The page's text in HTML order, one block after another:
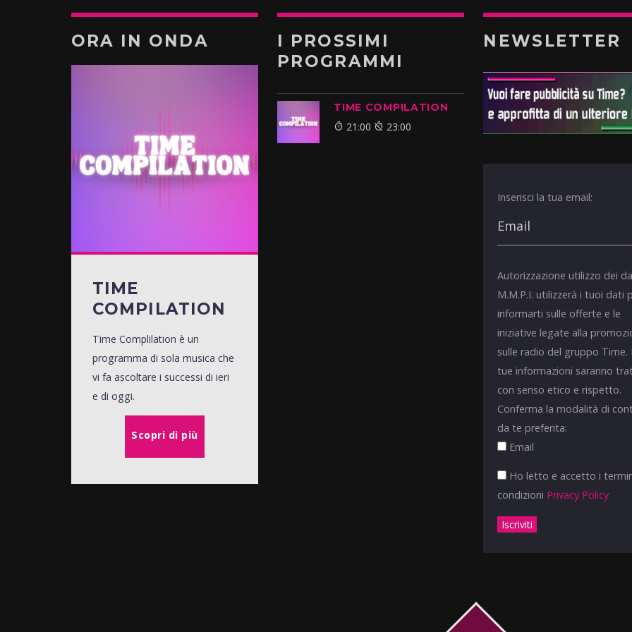
ORA IN ONDA
TIME
COMPILATION
Time Complilation è un
programma di sola musica che
vi fa ascoltare i successi di ieri
e di oggi.
Scopri di più
I PROSSIMI
PROGRAMMI
TIME COMPILATION
21:00 23:00
NEWSLETTER
Inserisci la tua email:
Autorizzazione utilizzo dei
M.M.P.I. utilizzerà i tuoi dati
informarti sulle offerte e le
iniziative legate alla
sulle radio del gruppo Time.
tue informazioni saranno
con senso etico e rispetto.
Conferma la modalità di
da te preferita:
Email
Ho letto e accetto i
condizioni Privacy Policy